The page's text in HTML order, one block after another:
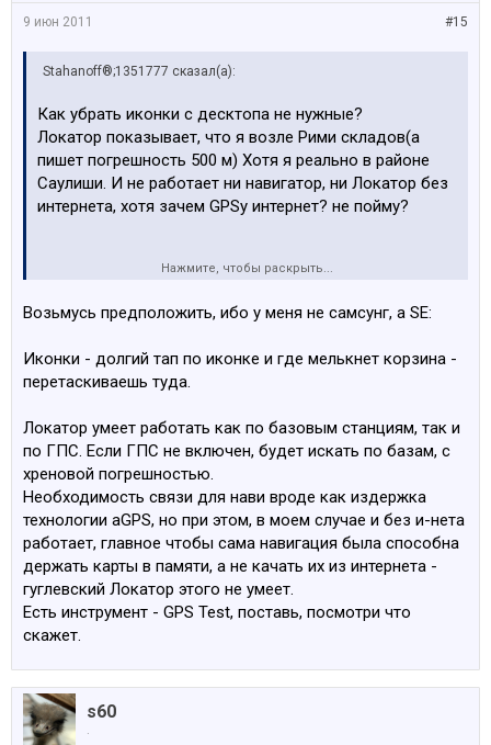
#15
9 июн 2011
Stahanoff®;1351777 сказал(а):
Как убрать иконки с десктопа не нужные?
Локатор показывает, что я возле Рими складов(а
пишет погрешность 500 м) Хотя я реально в районе
Саулиши. И не работает ни навигатор, ни Локатор без
интернета, хотя зачем GPSу интернет? не пойму?
Может у кого Самсунги, то похожии менюшки?
Нажмите, чтобы раскрыть...
Возьмусь предположить, ибо у меня не самсунг, а SE:
Иконки - долгий тап по иконке и где мелькнет корзина -
перетаскиваешь туда.
Локатор умеет работать как по базовым станциям, так и
по ГПС. Если ГПС не включен, будет искать по базам, с
хреновой погрешностью.
Необходимость связи для нави вроде как издержка
технологии aGPS, но при этом, в моем случае и без и-нета
работает, главное чтобы сама навигация была способна
держать карты в памяти, а не качать их из интернета -
гуглевский Локатор этого не умеет.
Есть инструмент - GPS Test, поставь, посмотри что
скажет.
s60
.